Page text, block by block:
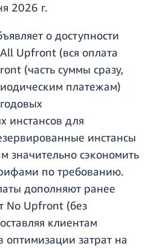
2026 г.
о доступности
Upfront (вся оплата
(часть суммы сразу,
платежам)
инстансов для
инстансы
значительно сэкономить
по требованию.
дополняют ранее
No Upfront (без
клиентам
оптимизации затрат на